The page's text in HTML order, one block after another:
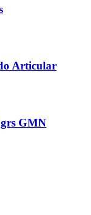
Articular
GMN